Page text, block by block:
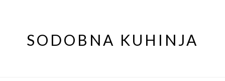
SODOBNA KUHINJA